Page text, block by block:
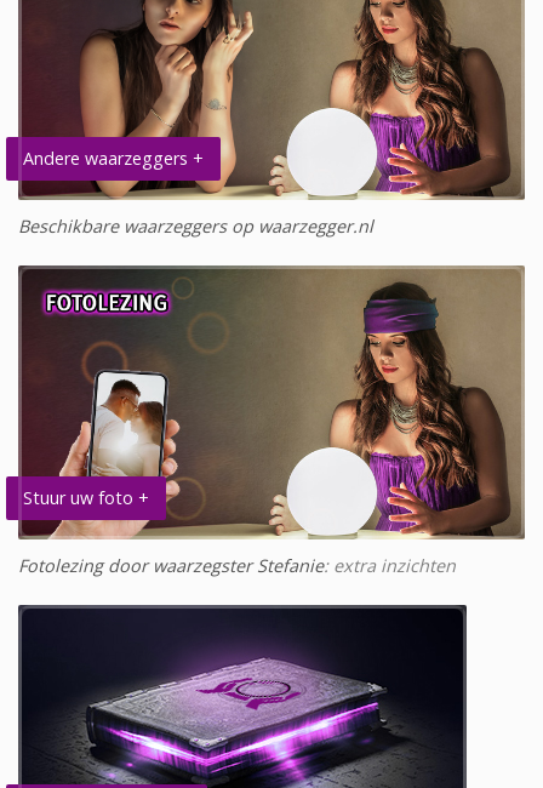
Andere waarzeggers +
Beschikbare waarzeggers op waarzegger.nl
Stuur uw foto +
Fotolezing door waarzegster Stefanie: extra inzichten